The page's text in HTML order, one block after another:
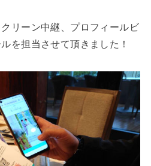
リーン中継、プロフィールビ
を担当させて頂きました！